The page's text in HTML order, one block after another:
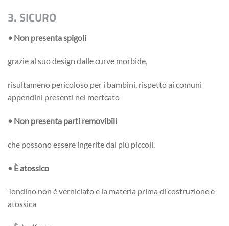
3. SICURO
• Non presenta spigoli
grazie al suo design dalle curve morbide,
risultameno pericoloso per i bambini, rispetto ai comuni
appendini presenti nel mertcato
• Non presenta parti removibili
che possono essere ingerite dai più piccoli.
• È atossico
Tondino non è verniciato e la materia prima di costruzione è
atossica